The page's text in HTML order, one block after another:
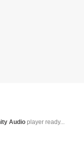
Audio player ready...